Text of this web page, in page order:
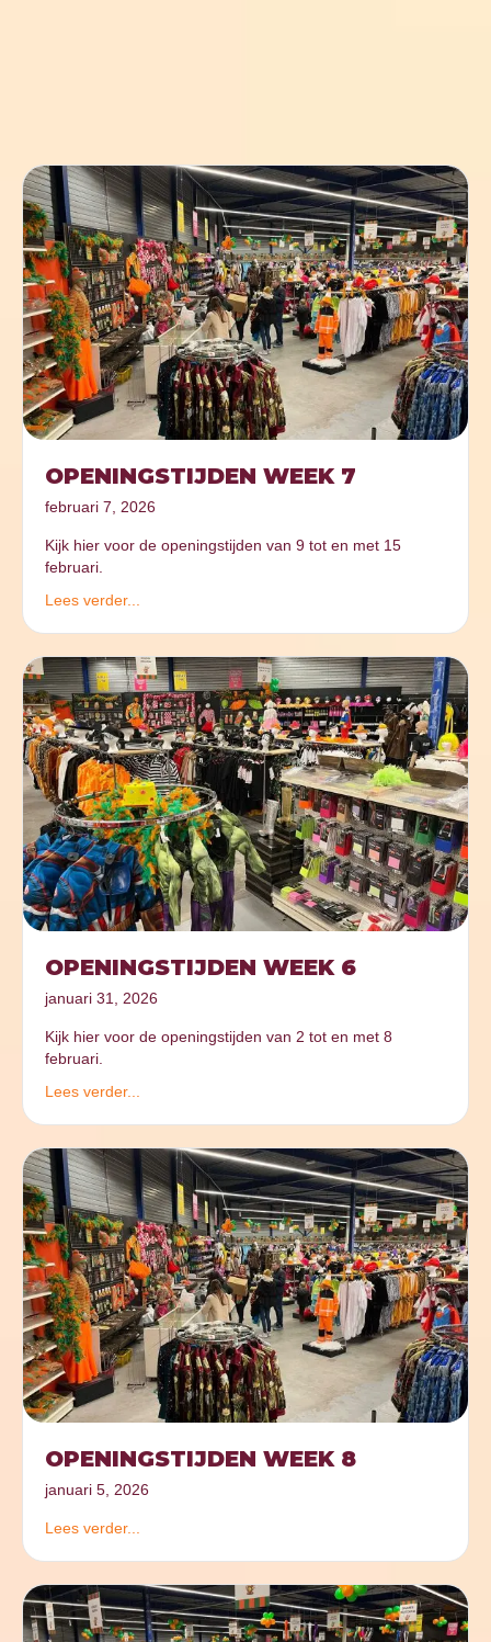
OPENINGSTIJDEN WEEK 7
februari 7, 2026
Kijk hier voor de openingstijden van 9 tot en met 15
februari.
Lees verder...
OPENINGSTIJDEN WEEK 6
januari 31, 2026
Kijk hier voor de openingstijden van 2 tot en met 8
februari.
Lees verder...
OPENINGSTIJDEN WEEK 8
januari 5, 2026
Lees verder...